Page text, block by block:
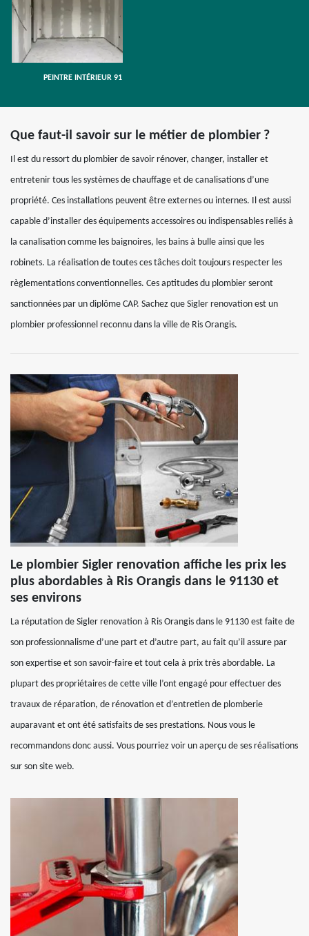
PEINTRE INTÉRIEUR 91
Que faut-il savoir sur le métier de plombier ?
Il est du ressort du plombier de savoir rénover, changer, installer et
entretenir tous les systèmes de chauffage et de canalisations d’une
propriété. Ces installations peuvent être externes ou internes. Il est aussi
capable d’installer des équipements accessoires ou indispensables reliés à
la canalisation comme les baignoires, les bains à bulle ainsi que les
robinets. La réalisation de toutes ces tâches doit toujours respecter les
règlementations conventionnelles. Ces aptitudes du plombier seront
sanctionnées par un diplôme CAP. Sachez que Sigler renovation est un
plombier professionnel reconnu dans la ville de Ris Orangis.
Le plombier Sigler renovation affiche les prix les
plus abordables à Ris Orangis dans le 91130 et
ses environs
La réputation de Sigler renovation à Ris Orangis dans le 91130 est faite de
son professionnalisme d’une part et d’autre part, au fait qu’il assure par
son expertise et son savoir-faire et tout cela à prix très abordable. La
plupart des propriétaires de cette ville l’ont engagé pour effectuer des
travaux de réparation, de rénovation et d’entretien de plomberie
auparavant et ont été satisfaits de ses prestations. Nous vous le
recommandons donc aussi. Vous pourriez voir un aperçu de ses réalisations
sur son site web.